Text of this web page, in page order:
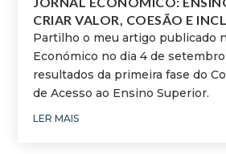
CRIAR VALOR, COESÃO E
Partilho o meu artigo publicado
Económico no dia 4 de
resultados da primeira fase do
de Acesso ao Ensino Superior.
LER MAIS